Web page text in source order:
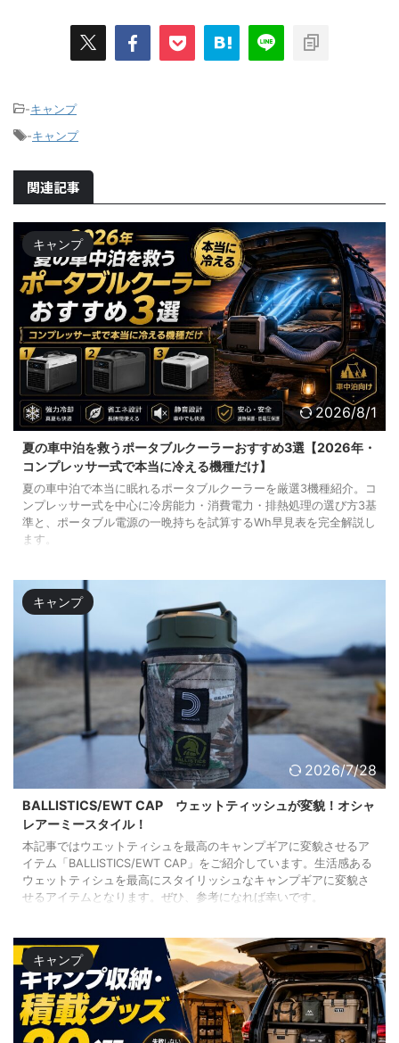
-キャンプ
-キャンプ
関連記事
キャンプ
2026/8/1
夏の車中泊を救うポータブルクーラーおすすめ3選【2026年・
コンプレッサー式で本当に冷える機種だけ】
夏の車中泊で本当に眠れるポータブルクーラーを厳選3機種紹介。コ
ンプレッサー式を中心に冷房能力・消費電力・排熱処理の選び方3基
準と、ポータブル電源の一晩持ちを試算するWh早見表を完全解説し
ます。
キャンプ
2026/7/28
BALLISTICS/EWT CAP ウェットティッシュが変貌！オシャ
レアーミースタイル！
本記事ではウエットティシュを最高のキャンプギアに変貌させるア
イテム「BALLISTICS/EWT CAP」をご紹介しています。生活感ある
ウェットティシュを最高にスタイリッシュなキャンプギアに変貌さ
せるアイテムとなります。ぜひ、参考になれば幸いです。
キャンプ